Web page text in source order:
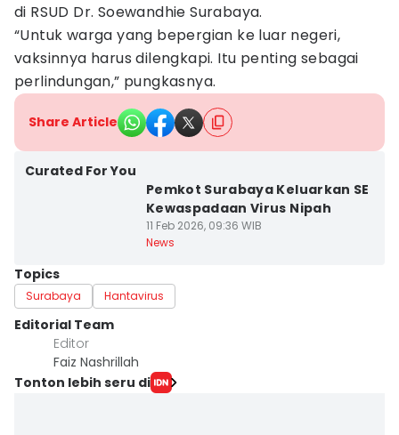
di RSUD Dr. Soewandhie Surabaya.
“Untuk warga yang bepergian ke luar negeri,
vaksinnya harus dilengkapi. Itu penting sebagai
perlindungan,” pungkasnya.
Share Article
Curated For You
Pemkot Surabaya Keluarkan SE
Kewaspadaan Virus Nipah
11 Feb 2026, 09:36 WIB
News
Topics
Surabaya Hantavirus
Editorial Team
Editor
Faiz Nashrillah
Tonton lebih seru di